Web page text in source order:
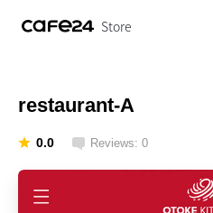
Store
restaurant-A
0.0 Reviews: 0